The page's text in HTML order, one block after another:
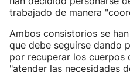
trabajado de manera
Ambos consistorios se
que debe seguirse dando
por recuperar los cuerpos
"atender las necesidades